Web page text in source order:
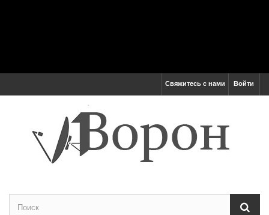
Войти
Свяжитесь с нами